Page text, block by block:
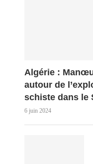
Algérie :
autour de
schiste dans le
6 juin 2024